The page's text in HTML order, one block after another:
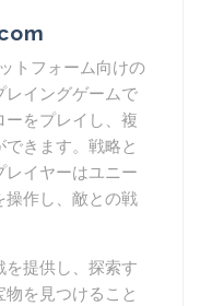
トフォーム向けの
レイングゲームで
をプレイし、複
きます。戦略と
レイヤーはユニー
操作し、敵との戦
を提供し、探索す
を見つけること